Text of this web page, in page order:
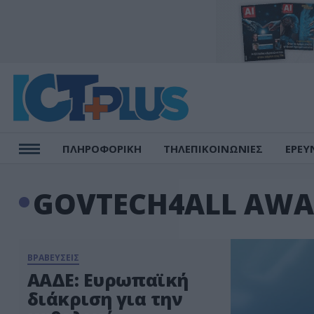
ΠΛΗΡΟΦΟΡΙΚΗ ΤΗΛΕΠΙΚΟΙΝΩΝΙΕΣ
GOVTECH4ALL
ΒΡΑΒΕΥΣΕΙΣ
ΑΑΔΕ: Ευρωπαϊκή
διάκριση για την